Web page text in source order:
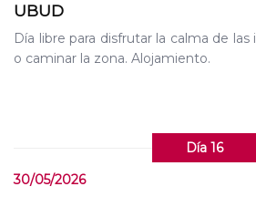
UBUD
Día libre para disfrutar la calma de
o caminar la zona. Alojamiento.
Día 16
30/05/2026